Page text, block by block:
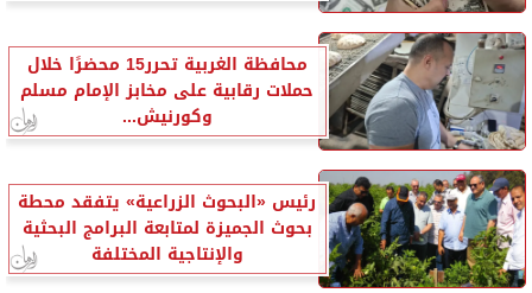
محافظة الغربية تحرر15 محضرًا خلال
حملات رقابية على مخابز الإمام مسلم
وكورنيش...
رئيس «البحوث الزراعية» يتفقد محطة
بحوث الجميزة لمتابعة البرامج البحثية
والإنتاجية المختلفة